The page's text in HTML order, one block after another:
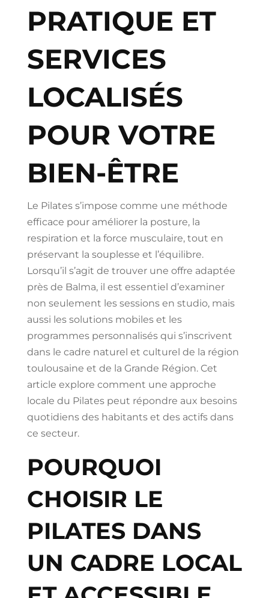
PRATIQUE ET
SERVICES
LOCALISÉS
POUR VOTRE
BIEN-ÊTRE
Le Pilates s’impose comme une méthode
efficace pour améliorer la posture, la
respiration et la force musculaire, tout en
préservant la souplesse et l’équilibre.
Lorsqu’il s’agit de trouver une offre adaptée
près de Balma, il est essentiel d’examiner
non seulement les sessions en studio, mais
aussi les solutions mobiles et les
programmes personnalisés qui s’inscrivent
dans le cadre naturel et culturel de la région
toulousaine et de la Grande Région. Cet
article explore comment une approche
locale du Pilates peut répondre aux besoins
quotidiens des habitants et des actifs dans
ce secteur.
POURQUOI
CHOISIR LE
PILATES DANS
UN CADRE LOCAL